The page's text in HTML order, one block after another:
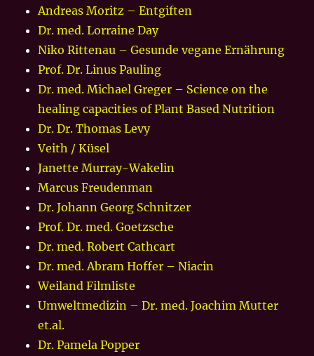
Andreas Moritz – Entgiften
Dr. med. Lorraine Day
Niko Rittenau – Gesunde vegane Ernährung
Prof. Dr. Linus Pauling
Dr. med. Michael Greger – Science on the
healing capacities of Plant Based Nutrition
Dr. Dr. Thomas Levy
Veith / Küsel
Janette Murray-Wakelin
Marcus Freudenman
Dr. Johann Georg Schnitzer
Prof. Dr. med. Goetzsche
Dr. med. Robert Cathcart
Dr. med. Abram Hoffer – Niacin
Weiland Filmliste
Umweltmedizin – Dr. med. Joachim Mutter
et.al.
Dr. Pamela Popper